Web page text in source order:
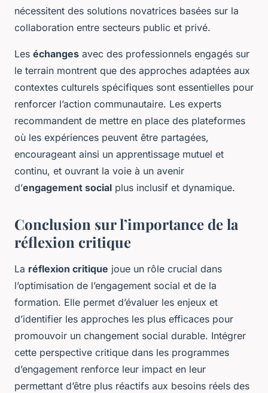
nécessitent des solutions novatrices basées sur la
collaboration entre secteurs public et privé.
Les échanges avec des professionnels engagés sur
le terrain montrent que des approches adaptées aux
contextes culturels spécifiques sont essentielles pour
renforcer l’action communautaire. Les experts
recommandent de mettre en place des plateformes
où les expériences peuvent être partagées,
encourageant ainsi un apprentissage mutuel et
continu, et ouvrant la voie à un avenir
d’engagement social plus inclusif et dynamique.
Conclusion sur l’importance de la
réflexion critique
La réflexion critique joue un rôle crucial dans
l’optimisation de l’engagement social et de la
formation. Elle permet d’évaluer les enjeux et
d’identifier les approches les plus efficaces pour
promouvoir un changement social durable. Intégrer
cette perspective critique dans les programmes
d’engagement renforce leur impact en leur
permettant d’être plus réactifs aux besoins réels des